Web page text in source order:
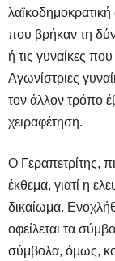
λαϊκοδημοκρατική
που βρήκαν τη
ή τις γυναίκες
Αγωνίστριες
τον άλλον τρόπο
χειραφέτηση.
Ο Γεραπετρίτης,
έκθεμα, γιατί η
δικαίωμα.
οφείλεται τα
σύμβολα, όμως,